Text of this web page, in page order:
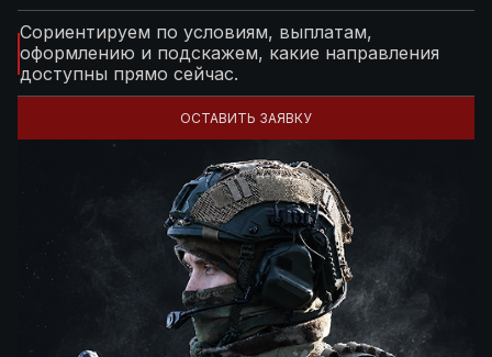
Сориентируем по условиям, выплатам,
оформлению и подскажем, какие направления
доступны прямо сейчас.
ОСТАВИТЬ ЗАЯВКУ